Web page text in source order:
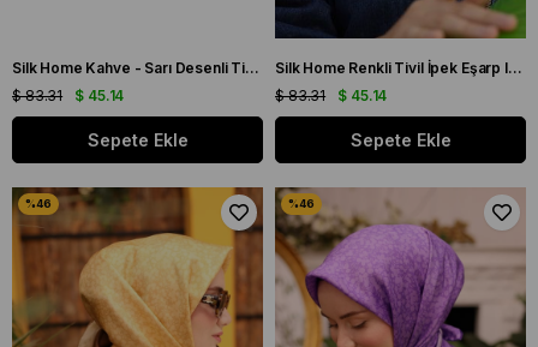
Silk Home Kahve - Sarı Desenli Tivil İpek Eşarp IST 11405 - 16
$ 45.14
$ 83.31
Sepete Ekle
Silk Home Renkli Tivil İpek Eşarp IST 11404 - 31
$ 45.14
$ 83.31
Sepete Ekle